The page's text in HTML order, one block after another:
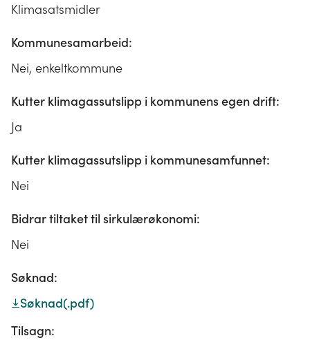
Klimasatsmidler
Kommunesamarbeid:
Nei, enkeltkommune
Kutter klimagassutslipp i kommunens egen drift:
Ja
Kutter klimagassutslipp i kommunesamfunnet:
Nei
Bidrar tiltaket til sirkulærøkonomi:
Nei
Søknad:
Søknad(.pdf)
Tilsagn: